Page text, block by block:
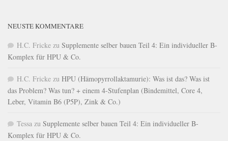
NEUSTE KOMMENTARE
H.C. Fricke zu Supplemente selber bauen Teil 4: Ein individueller B-
Komplex für HPU & Co.
H.C. Fricke zu HPU (Hämopyrrollaktamurie): Was ist das? Was ist
das Problem? Was tun? + einem 4-Stufenplan (Bindemittel, Core 4,
Leber, Vitamin B6 (P5P), Zink & Co.)
Tessa zu Supplemente selber bauen Teil 4: Ein individueller B-
Komplex für HPU & Co.